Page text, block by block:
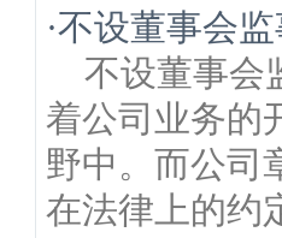
·不设董事会
不设董事会
着公司业务的
野中。而公司
在法律上的约